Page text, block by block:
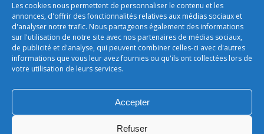
Les cookies nous permettent de personnaliser le contenu et les
annonces, d'offrir des fonctionnalités relatives aux médias sociaux et
d'analyser notre trafic. Nous partageons également des informations
sur l'utilisation de notre site avec nos partenaires de médias sociaux,
de publicité et d'analyse, qui peuvent combiner celles-ci avec d'autres
informations que vous leur avez fournies ou qu'ils ont collectées lors de
votre utilisation de leurs services.
Accepter
Refuser